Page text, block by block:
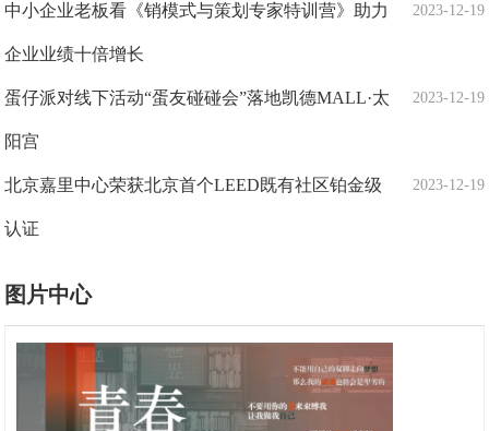
2023-12-19
中小企业老板看《销模式与策划专家特训营》助力
企业业绩十倍增长
2023-12-19
蛋仔派对线下活动“蛋友碰碰会”落地凯德MALL·太
阳宫
2023-12-19
北京嘉里中心荣获北京首个LEED既有社区铂金级
认证
图片中心